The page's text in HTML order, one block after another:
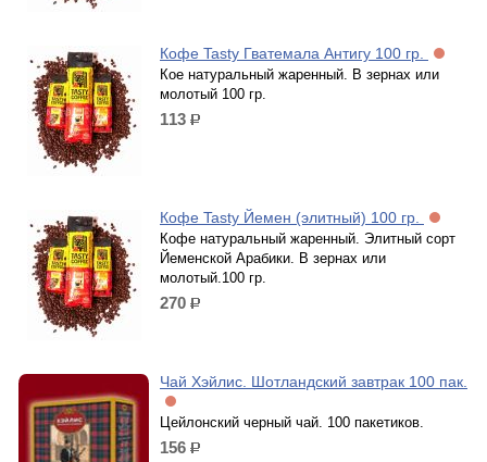
Кофе Tasty Гватемала Антигу 100 гр.
Кое натуральный жаренный. В зернах или
молотый 100 гр.
113 р.
Кофе Tasty Йемен (элитный) 100 гр.
Кофе натуральный жаренный. Элитный сорт
Йеменской Арабики. В зернах или
молотый.100 гр.
270 р.
Чай Хэйлис. Шотландский завтрак 100 пак.
Цейлонский черный чай. 100 пакетиков.
156 р.